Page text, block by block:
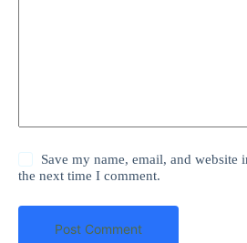
Save my name, email, and website
the next time I comment.
Post Comment